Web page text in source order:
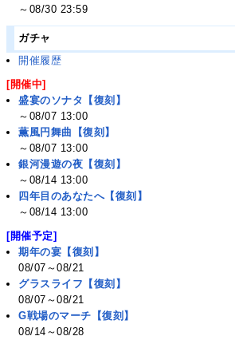
～08/30 23:59
ガチャ
開催履歴
[開催中]
盛宴のソナタ【復刻】
～08/07 13:00
薫風円舞曲【復刻】
～08/07 13:00
銀河漫遊の夜【復刻】
～08/14 13:00
四年目のあなたへ【復刻】
～08/14 13:00
[開催予定]
期年の宴【復刻】
08/07～08/21
グラスライフ【復刻】
08/07～08/21
G戦場のマーチ【復刻】
08/14～08/28